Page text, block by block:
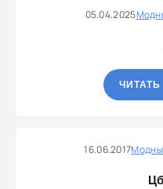
05.04.2025
16.06.2017